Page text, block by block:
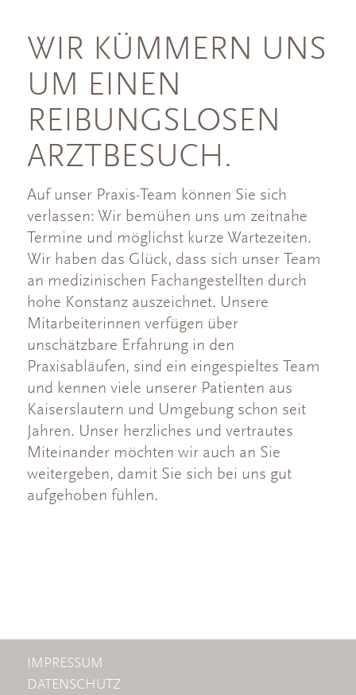
WIR KÜMMERN UNS
UM EINEN
REIBUNGSLOSEN
ARZTBESUCH.
Auf unser Praxis-Team können Sie sich
verlassen: Wir bemühen uns um zeitnahe
Termine und möglichst kurze Wartezeiten.
Wir haben das Glück, dass sich unser Team
an medizinischen Fachangestellten durch
hohe Konstanz auszeichnet. Unsere
Mitarbeiterinnen verfügen über
unschätzbare Erfahrung in den
Praxisabläufen, sind ein eingespieltes Team
und kennen viele unserer Patienten aus
Kaiserslautern und Umgebung schon seit
Jahren. Unser herzliches und vertrautes
Miteinander möchten wir auch an Sie
weitergeben, damit Sie sich bei uns gut
aufgehoben fühlen.
IMPRESSUM
DATENSCHUTZ